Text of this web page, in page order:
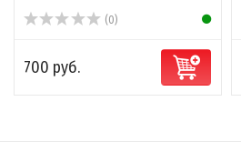
(0)
700 руб.